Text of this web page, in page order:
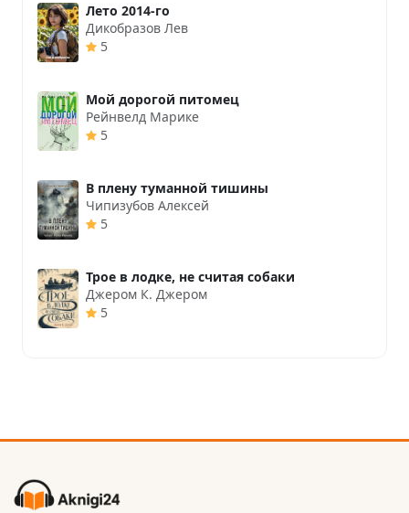
Лето 2014-го
Дикобразов Лев
5
Мой дорогой питомец
Рейнвелд Марике
5
В плену туманной тишины
Чипизубов Алексей
5
Трое в лодке, не считая собаки
Джером К. Джером
5